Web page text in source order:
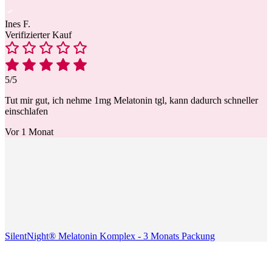
Ines F.
Verifizierter Kauf
5/5
Tut mir gut, ich nehme 1mg Melatonin tgl, kann dadurch schneller
einschlafen
Vor 1 Monat
SilentNight® Melatonin Komplex - 3 Monats Packung